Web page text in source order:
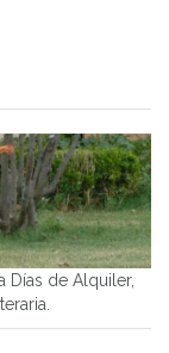
Días de Alquiler,